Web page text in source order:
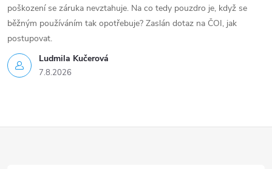
Ludmila Kučerová
7.8.2026
poškození se záruka nevztahuje. Na co tedy pouzdro je, když se
běžným používáním tak opotřebuje? Zaslán dotaz na ČOI, jak
postupovat.